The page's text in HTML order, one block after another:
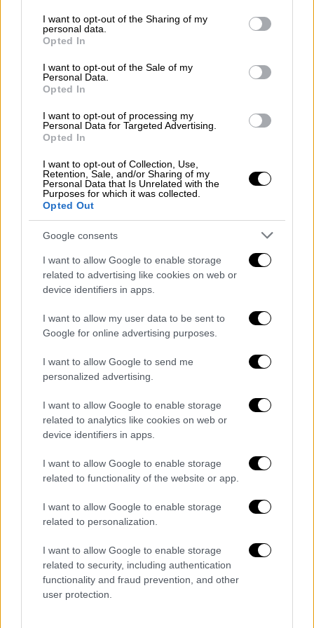
not limited to your visit or usage behaviour. You may click to
grant or deny consent to Google and its third-party tags to
use your data for below specified purposes in below Google
consent section.
I want to opt-out of the Sharing of my
personal data.
Opted In
I want to opt-out of the Sale of my
Personal Data.
Opted In
I want to opt-out of processing my
Personal Data for Targeted Advertising.
Opted In
I want to opt-out of Collection, Use,
Retention, Sale, and/or Sharing of my
Personal Data that Is Unrelated with the
Purposes for which it was collected.
Opted Out
Google consents
I want to allow Google to enable storage
related to advertising like cookies on web or
device identifiers in apps.
I want to allow my user data to be sent to
Google for online advertising purposes.
I want to allow Google to send me
personalized advertising.
I want to allow Google to enable storage
related to analytics like cookies on web or
device identifiers in apps.
I want to allow Google to enable storage
related to functionality of the website or app.
I want to allow Google to enable storage
related to personalization.
I want to allow Google to enable storage
related to security, including authentication
functionality and fraud prevention, and other
user protection.
τροπολογίες στη βουλή. Έχει αφήσει
ανεξέλεγκτη την κερδοσκοπία,
αδρανοποιώντας τις Ρυθμιστικές Αρχές.
Δεν υιοθετεί, όχι τα μέτρα ανακούφισης που
αλλά ούτε καν αυτά που προτείνει η
Κομισιόν. Και σαν να μην έφταναν όλα αυτά,
κατηγορούν τους πολίτες, λέγοντας ότι «το
τζάμπα πέθανε». Πρόκειται για μια
κυβέρνηση που μεροληπτεί συστηματικά
υπέρ των ισχυρών, υπέρ συγκεκριμένων
επιχειρηματικών συμφερόντων. Μόνο μια
προοδευτική κυβέρνηση θα μπορούσε να
αντιμετωπίσει πραγματικά όλα αυτά τα
φιλολαϊκά μέτρα που πήραν χώρες όπως η
Ισπανία και η Πορτογαλία, που πήγαν στην ΕΕ
και διαπραγματεύθηκαν πραγματικά, υπέρ
των πολιτών τους. Γι’ αυτό απαιτείται άμεσα
και μια άλλη κυβέρνηση, που να εργάζεται για
τα συμφέροντα της μεγάλης πλειοψηφίας
Στον ΣΥΡΙΖΑ-Προοδευτική Συμμαχία με
προεκλογική σας προετοιμασία;
Ο κ. Μητσοτάκης νομίζει ότι θα αιφνιδιάσει
τα υπόλοιπα κόμματα. Δεν πρόκειται φυσικά
να τα καταφέρει. Ο ΣΥΡΙΖΑ-ΠΣ είναι έτοιμος,
ανά πάσα στιγμή, να δώσει τη μάχη των